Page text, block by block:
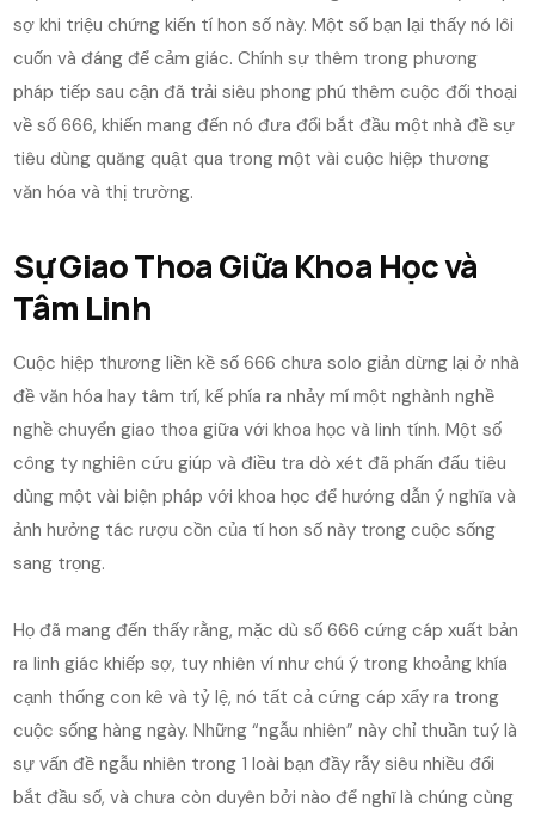
sợ khi triệu chứng kiến tí hon số này. Một số bạn lại thấy nó lôi
cuốn và đáng để cảm giác. Chính sự thêm trong phương
pháp tiếp sau cận đã trải siêu phong phú thêm cuộc đối thoại
về số 666, khiến mang đến nó đưa đổi bắt đầu một nhà đề sự
tiêu dùng quăng quật qua trong một vài cuộc hiệp thương
văn hóa và thị trường.
Sự Giao Thoa Giữa Khoa Học và
Tâm Linh
Cuộc hiệp thương liền kề số 666 chưa solo giản dừng lại ở nhà
đề văn hóa hay tâm trí, kế phía ra nhảy mí một nghành nghề
nghề chuyển giao thoa giữa với khoa học và linh tính. Một số
công ty nghiên cứu giúp và điều tra dò xét đã phấn đấu tiêu
dùng một vài biện pháp với khoa học để hướng dẫn ý nghĩa và
ảnh hưởng tác rượu cồn của tí hon số này trong cuộc sống
sang trọng.
Họ đã mang đến thấy rằng, mặc dù số 666 cứng cáp xuất bản
ra linh giác khiếp sợ, tuy nhiên ví như chú ý trong khoảng khía
cạnh thống con kê và tỷ lệ, nó tất cả cứng cáp xẩy ra trong
cuộc sống hàng ngày. Những “ngẫu nhiên” này chỉ thuần tuý là
sự vấn đề ngẫu nhiên trong 1 loài bạn đầy rẫy siêu nhiều đổi
bắt đầu số, và chưa còn duyên bởi nào để nghĩ là chúng cùng